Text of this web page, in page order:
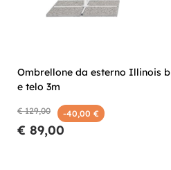
Ombrellone da esterno Illinois
e telo 3m
€ 129,00 -40,00 €
€ 89,00